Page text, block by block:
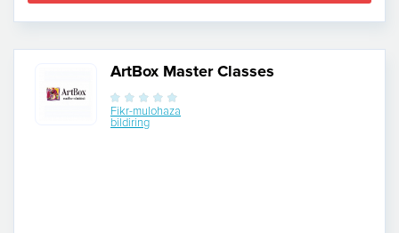
ArtBox Master Classes
Fikr-mulohaza
bildiring